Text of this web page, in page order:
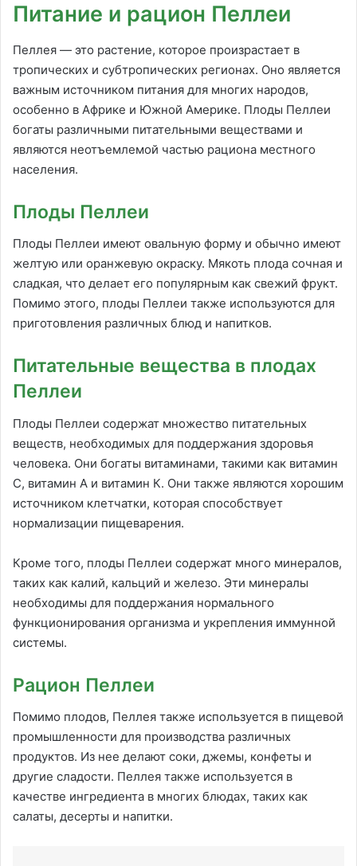
Питание и рацион Пеллеи
Пеллея — это растение, которое произрастает в
тропических и субтропических регионах. Оно является
важным источником питания для многих народов,
особенно в Африке и Южной Америке. Плоды Пеллеи
богаты различными питательными веществами и
являются неотъемлемой частью рациона местного
населения.
Плоды Пеллеи
Плоды Пеллеи имеют овальную форму и обычно имеют
желтую или оранжевую окраску. Мякоть плода сочная и
сладкая, что делает его популярным как свежий фрукт.
Помимо этого, плоды Пеллеи также используются для
приготовления различных блюд и напитков.
Питательные вещества в плодах
Пеллеи
Плоды Пеллеи содержат множество питательных
веществ, необходимых для поддержания здоровья
человека. Они богаты витаминами, такими как витамин
C, витамин A и витамин К. Они также являются хорошим
источником клетчатки, которая способствует
нормализации пищеварения.
Кроме того, плоды Пеллеи содержат много минералов,
таких как калий, кальций и железо. Эти минералы
необходимы для поддержания нормального
функционирования организма и укрепления иммунной
системы.
Рацион Пеллеи
Помимо плодов, Пеллея также используется в пищевой
промышленности для производства различных
продуктов. Из нее делают соки, джемы, конфеты и
другие сладости. Пеллея также используется в
качестве ингредиента в многих блюдах, таких как
салаты, десерты и напитки.